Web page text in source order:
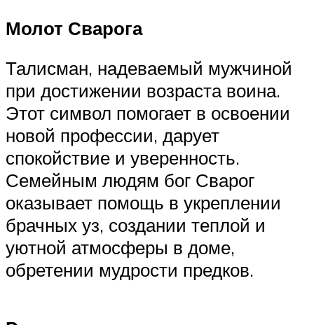
Молот Сварога
Талисман, надеваемый мужчиной
при достижении возраста воина.
Этот символ помогает в освоении
новой профессии, дарует
спокойствие и уверенность.
Семейным людям бог Сварог
оказывает помощь в укреплении
брачных уз, создании теплой и
уютной атмосферы в доме,
обретении мудрости предков.